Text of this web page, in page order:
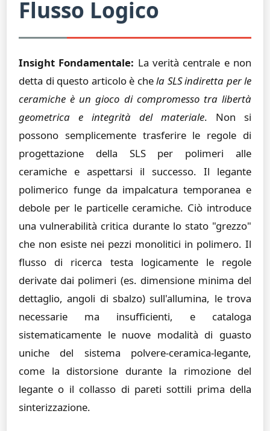
Flusso Logico
Insight Fondamentale: La verità centrale e non
detta di questo articolo è chela SLS indiretta per le
ceramiche è un gioco di compromesso tra libertà
geometrica e integrità del materiale. Non si
possono semplicemente trasferire le regole di
progettazione della SLS per polimeri alle
ceramiche e aspettarsi il successo. Il legante
polimerico funge da impalcatura temporanea e
debole per le particelle ceramiche. Ciò introduce
una vulnerabilità critica durante lo stato "grezzo"
che non esiste nei pezzi monolitici in polimero. Il
flusso di ricerca testa logicamente le regole
derivate dai polimeri (es. dimensione minima del
dettaglio, angoli di sbalzo) sull'allumina, le trova
necessarie ma insufficienti, e cataloga
sistematicamente le nuove modalità di guasto
uniche del sistema polvere-ceramica-legante,
come la distorsione durante la rimozione del
legante o il collasso di pareti sottili prima della
sinterizzazione.